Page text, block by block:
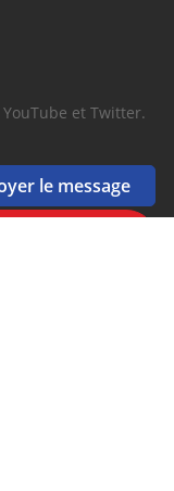
le message
et Twitter.